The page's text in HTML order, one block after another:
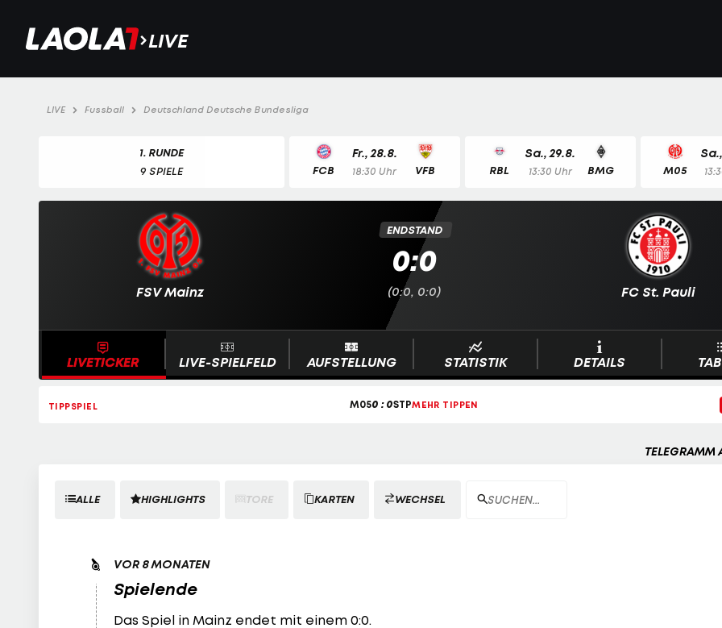
LIVE
LIVE Fussball Deutschland Deutsche Bundesliga
1. RUNDE
9 SPIELE FCB VFB
Fr., 28.8.
18:30 Uhr RBL BMG
Sa., 29.8.
13:30 Uhr M05
FSV Mainz FC St. Pauli
ENDSTAND
0:0
(0:0, 0:0)
LIVETICKER LIVE-SPIELFELD AUFSTELLUNG STATISTIK DETAILS
TELEGRAMM
ALLE HIGHLIGHTS TORE KARTEN WECHSEL
VOR 8 MONATEN
Spielende
Das Spiel in Mainz endet mit einem 0:0.